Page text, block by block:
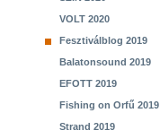
VOLT 2020
Fesztiválblog 2019
Balatonsound 2019
EFOTT 2019
Fishing on Orfű 2019
Strand 2019